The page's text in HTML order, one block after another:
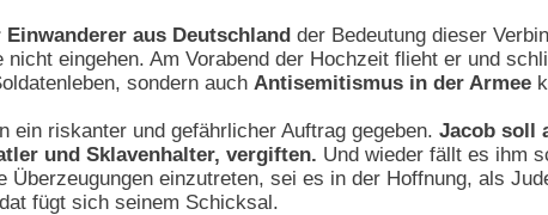
aus Deutschland der Bedeutung dieser
eingehen. Am Vorabend der Hochzeit flieht er und
sondern auch Antisemitismus in der Armee
ein riskanter und gefährlicher Auftrag gegeben. Jacob soll
und Sklavenhalter, vergiften. Und wieder fällt es ihm
einzutreten, sei es in der Hoffnung, als
fügt sich seinem Schicksal.